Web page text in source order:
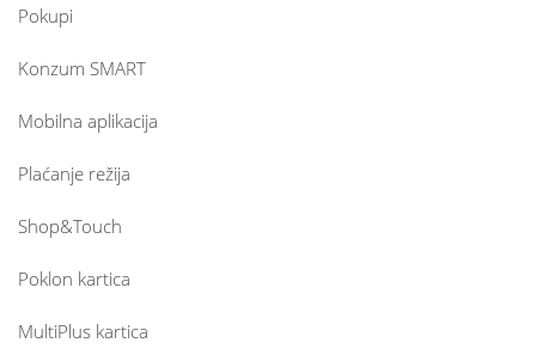
Pokupi
Konzum SMART
Mobilna aplikacija
Plaćanje režija
Shop&Touch
Poklon kartica
MultiPlus kartica